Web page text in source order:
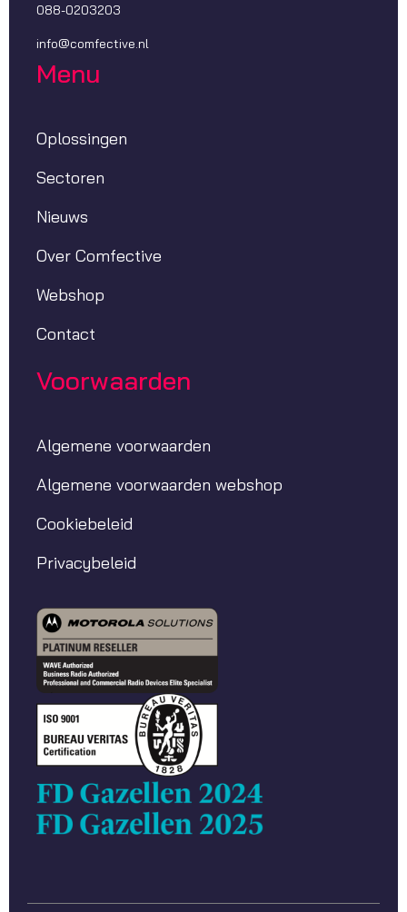
088-0203203
info@comfective.nl
Menu
Oplossingen
Sectoren
Nieuws
Over Comfective
Webshop
Contact
Voorwaarden
Algemene voorwaarden
Algemene voorwaarden webshop
Cookiebeleid
Privacybeleid